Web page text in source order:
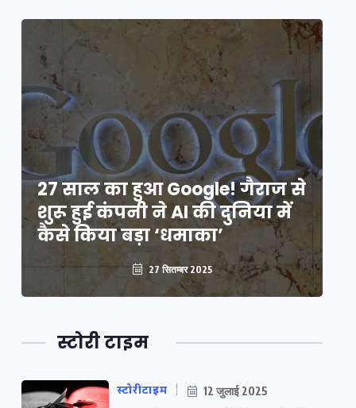
27 साल का हुआ Google! गैराज से
शुरू हुई कंपनी ने AI की दुनिया में
कैसे किया बड़ा ‘धमाका’
27 सितम्बर 2025
स्टोरी टाइम
स्टोरीटाइम 12 जुलाई 2025